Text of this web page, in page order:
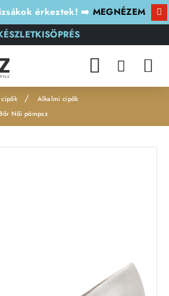
érkeztek! ➡️ MEGNÉZEM
Alkalmi cipők
Női pömpsz